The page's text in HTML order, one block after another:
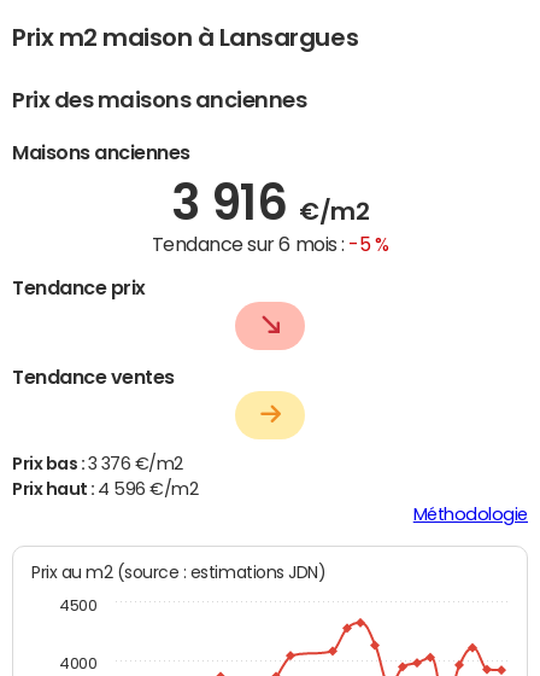
Prix m2 maison à Lansargues
Prix des maisons anciennes
Maisons anciennes
3 916 €/m2
Tendance sur 6 mois : -5 %
Tendance prix
Tendance ventes
Prix bas : 3 376 €/m2
Prix haut : 4 596 €/m2
Méthodologie
Prix au m2 (source : estimations JDN)
4000
4500